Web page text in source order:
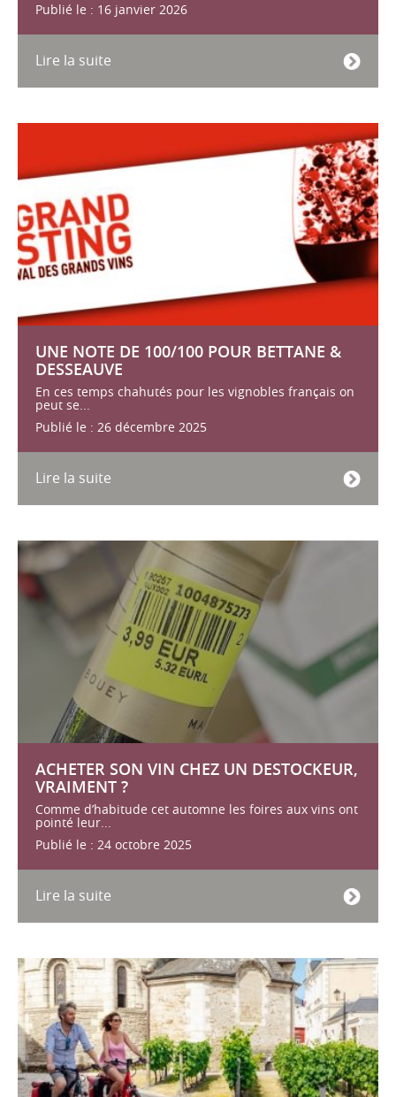
Publié le : 16 janvier 2026
Lire la suite
UNE NOTE DE 100/100 POUR BETTANE &
DESSEAUVE
En ces temps chahutés pour les vignobles français on
peut se...
Publié le : 26 décembre 2025
Lire la suite
ACHETER SON VIN CHEZ UN DESTOCKEUR,
VRAIMENT ?
Comme d’habitude cet automne les foires aux vins ont
pointé leur...
Publié le : 24 octobre 2025
Lire la suite